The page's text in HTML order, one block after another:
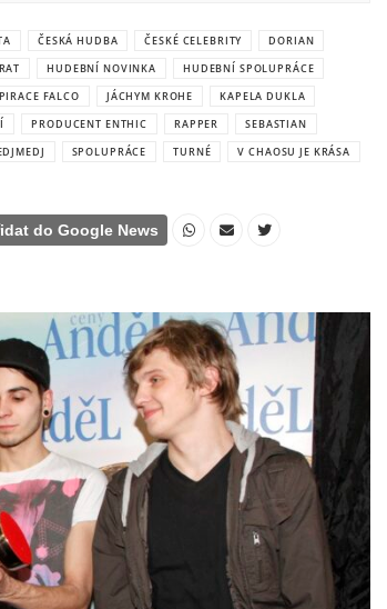
ČESKÁ HUDBA ČESKÉ CELEBRITY
DORIAN
HUDEBNÍ NOVINKA
HUDEBNÍ SPOLUPRÁCE
FALCO JÁCHYM KROHE
KAPELA DUKLA
PRODUCENT ENTHIC RAPPER
SEBASTIAN
SPOLUPRÁCE TURNÉ
V CHAOSU JE KRÁSA
do Google News